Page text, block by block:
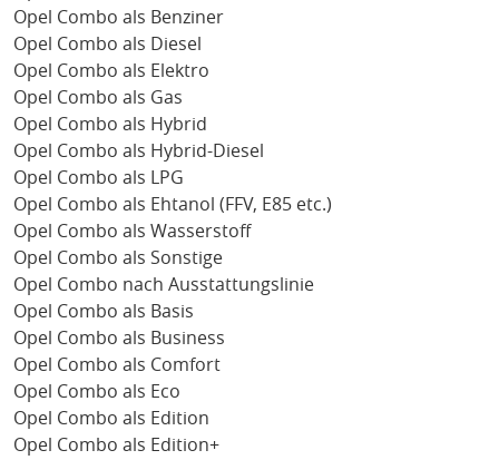
Opel Combo als Benziner
Opel Combo als Diesel
Opel Combo als Elektro
Opel Combo als Gas
Opel Combo als Hybrid
Opel Combo als Hybrid-Diesel
Opel Combo als LPG
Opel Combo als Ehtanol (FFV, E85 etc.)
Opel Combo als Wasserstoff
Opel Combo als Sonstige
Opel Combo nach Ausstattungslinie
Opel Combo als Basis
Opel Combo als Business
Opel Combo als Comfort
Opel Combo als Eco
Opel Combo als Edition
Opel Combo als Edition+